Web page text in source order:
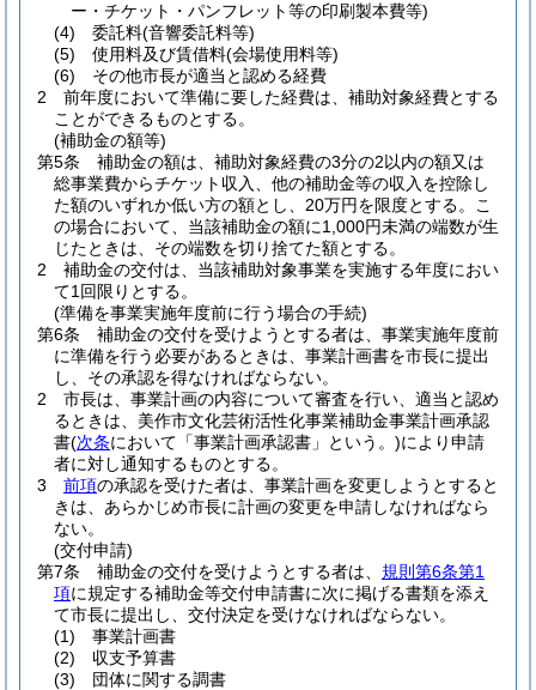
ー・チケット・パンフレット等の印刷製本費等)
(4)
委託料(音響委託料等)
(5)
使用料及び賃借料(会場使用料等)
(6)
その他市長が適当と認める経費
2
前年度において準備に要した経費は、補助対象経費とする
ことができるものとする。
(補助金の額等)
第5条
補助金の額は、補助対象経費の3分の2以内の額又は
総事業費からチケット収入、他の補助金等の収入を控除し
た額のいずれか低い方の額とし、20万円を限度とする。
こ
の場合において、当該補助金の額に1,000円未満の端数が生
じたときは、その端数を切り捨てた額とする。
2
補助金の交付は、当該補助対象事業を実施する年度におい
て1回限りとする。
(準備を事業実施年度前に行う場合の手続)
第6条
補助金の交付を受けようとする者は、事業実施年度前
に準備を行う必要があるときは、事業計画書を市長に提出
し、その承認を得なければならない。
2
市長は、事業計画の内容について審査を行い、適当と認め
るときは、美作市文化芸術活性化事業補助金事業計画承認
書(次条において「事業計画承認書」という。)により申請
者に対し通知するものとする。
3
前項の承認を受けた者は、事業計画を変更しようとすると
きは、あらかじめ市長に計画の変更を申請しなければなら
ない。
(交付申請)
第7条
補助金の交付を受けようとする者は、 規則第6条第1
項に規定する補助金等交付申請書に次に掲げる書類を添え
て市長に提出し、交付決定を受けなければならない。
(1)
事業計画書
(2)
収支予算書
(3)
団体に関する調書